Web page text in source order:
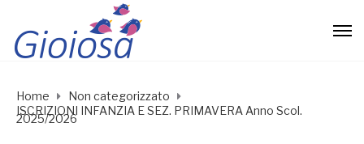
Home
Non categorizzato
ISCRIZIONI INFANZIA E SEZ. PRIMAVERA Anno Scol.
2025/2026